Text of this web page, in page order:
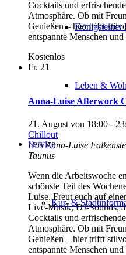
Königsteiner
Leben &
Service
Kur- &
Cocktails und
Atmosphäre. Ob mit
Genießen – hier trifft
entspannte Menschen
Kostenlos
Fr. 21
Anna-Luise Afterwork
21. August von 18:00 -
Chillout
Das Anna-Luise
Taunus
Wenn die Arbeitswoche
schönste Teil des
Luise. Freut euch auf
Live-Musik, DJ-Sounds,
Cocktails und
Atmosphäre. Ob mit
Genießen – hier trifft
entspannte Menschen